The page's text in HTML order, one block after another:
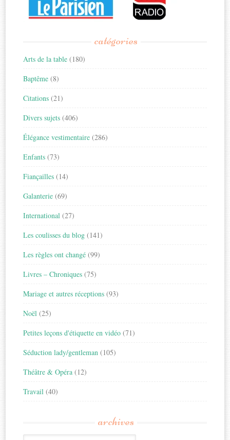
catégories
Arts de la table (180)
Baptême (8)
Citations (21)
Divers sujets (406)
Élégance vestimentaire (286)
Enfants (73)
Fiançailles (14)
Galanterie (69)
International (27)
Les coulisses du blog (141)
Les règles ont changé (99)
Livres – Chroniques (75)
Mariage et autres réceptions (93)
Noël (25)
Petites leçons d'étiquette en vidéo (71)
Séduction lady/gentleman (105)
Théâtre & Opéra (12)
Travail (40)
archives